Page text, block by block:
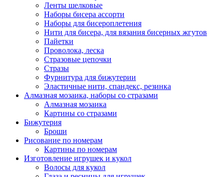
Ленты шелковые
Наборы бисера ассорти
Наборы для бисероплетения
Нити для бисера, для вязания бисерных жгутов
Пайетки
Проволока, леска
Стразовые цепочки
Стразы
Фурнитура для бижутерии
Эластичные нити, спандекс, резинка
Алмазная мозаика, наборы со стразами
Алмазная мозаика
Картины co стразами
Бижутерия
Броши
Рисование по номерам
Картины по номерам
Изготовление игрушек и кукол
Волосы для кукол